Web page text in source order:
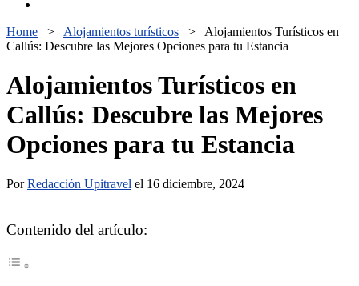
Home > Alojamientos turísticos > Alojamientos Turísticos en
Callús: Descubre las Mejores Opciones para tu Estancia
Alojamientos Turísticos en
Callús: Descubre las Mejores
Opciones para tu Estancia
PorRedacción Upitravel el 16 diciembre, 2024
Contenido del artículo: